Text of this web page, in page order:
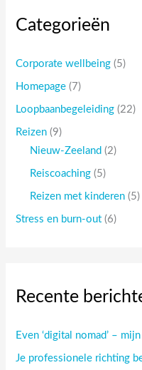
Categorieën
Corporate wellbeing (5)
Homepage (7)
Loopbaanbegeleiding (22)
Reizen (9)
Nieuw-Zeeland (2)
Reiscoaching (5)
Reizen met kinderen (5)
Stress en burn-out (6)
Recente
Even ‘digital nomad’ –
Je professionele richting